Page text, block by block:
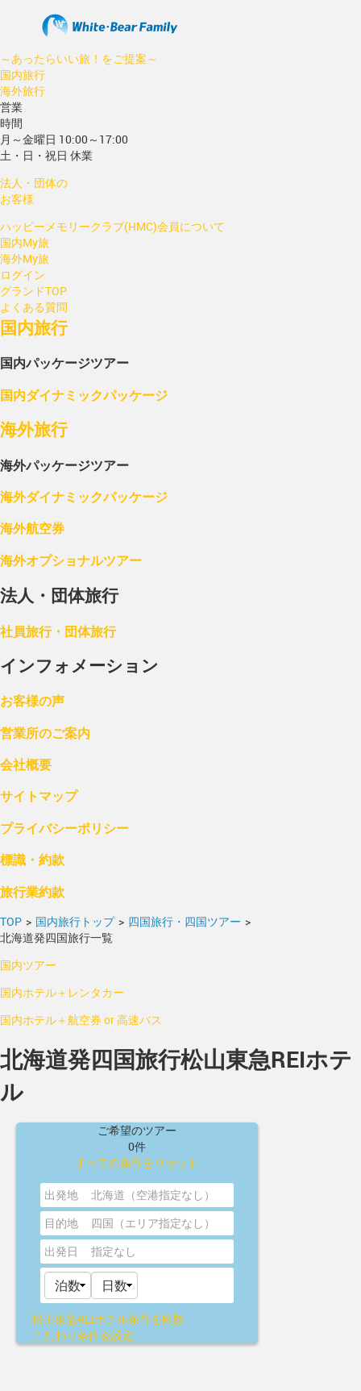
～あったらいい旅！をご提案～
国内旅行
海外旅行
営業
時間
月～金曜日 10:00～17:00
土・日・祝日 休業
法人・団体の
お客様
ハッピーメモリークラブ(HMC)会員について
国内My旅
海外My旅
ログイン
グランドTOP
よくある質問
国内旅行
国内パッケージツアー
国内ダイナミックパッケージ
海外旅行
海外パッケージツアー
海外ダイナミックパッケージ
海外航空券
海外オプショナルツアー
法人・団体旅行
社員旅行・団体旅行
インフォメーション
お客様の声
営業所のご案内
会社概要
サイトマップ
プライバシーポリシー
標識・約款
旅行業約款
TOP > 国内旅行トップ > 四国旅行・四国ツアー >
北海道発四国旅行一覧
国内ツアー
国内ホテル＋レンタカー
国内ホテル＋航空券 or 高速バス
北海道発四国旅行松山東急REIホテ
ル
ご希望のツアー
0件
すべての条件をリセット
出発地
北海道（空港指定なし）
目的地
四国（エリア指定なし）
出発日
指定なし
松山東急REIホテル条件を削除
こだわり条件を設定